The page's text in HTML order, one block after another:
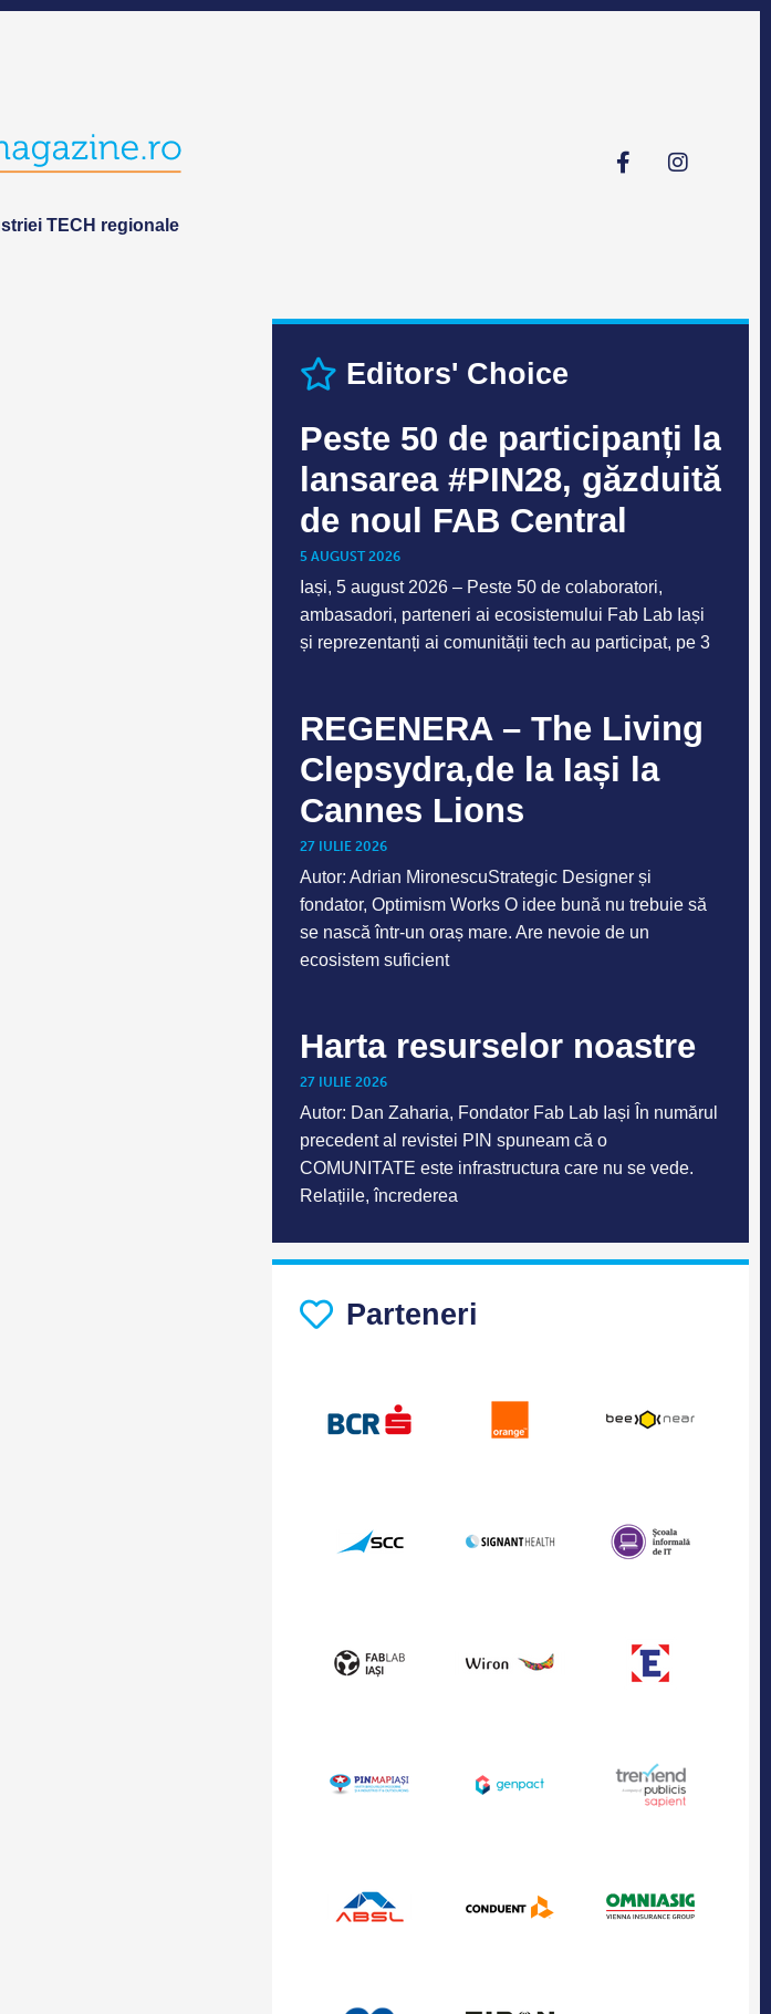
TECH regionale
Editors' Choice
Peste 50 de participanți la
lansarea #PIN28, găzduită
de noul FAB Central
5 AUGUST 2026
Iași, 5 august 2026 – Peste 50 de colaboratori,
ambasadori, parteneri ai ecosistemului Fab Lab Iași
și reprezentanți ai comunității tech au participat, pe 3
REGENERA – The Living
Clepsydra,de la Iași la
Cannes Lions
27 IULIE 2026
Autor: Adrian MironescuStrategic Designer și
fondator, Optimism Works O idee bună nu trebuie să
se nască într-un oraș mare. Are nevoie de un
ecosistem suficient
Harta resurselor noastre
27 IULIE 2026
Autor: Dan Zaharia, Fondator Fab Lab Iași În numărul
precedent al revistei PIN spuneam că o
COMUNITATE este infrastructura care nu se vede.
Relațiile, încrederea
Parteneri